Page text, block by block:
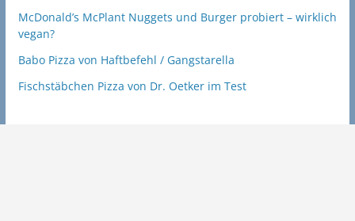
McDonald’s McPlant Nuggets und Burger probiert – wirklich
vegan?
Babo Pizza von Haftbefehl / Gangstarella
Fischstäbchen Pizza von Dr. Oetker im Test